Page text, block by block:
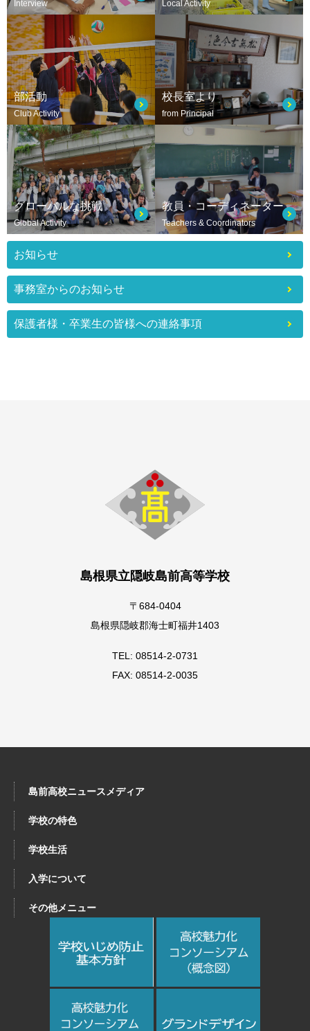
Interview Local Activity
部活動
Club Activity
校長室より
from Principal
グローバルな挑戦
Global Activity
教員・コーディネーター
Teachers & Coordinators
お知らせ
事務室からのお知らせ
保護者様・卒業生の皆様への連絡事項
島根県立隠岐島前高等学校
〒684-0404
島根県隠岐郡海士町福井1403
TEL: 08514-2-0731
FAX: 08514-2-0035
島前高校ニュースメディア
学校の特色
学校生活
入学について
その他メニュー